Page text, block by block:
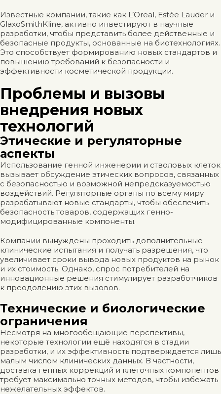
Известные компании, такие как L’Oreal, Estée Lauder и
GlaxoSmithKline, активно инвестируют в научные
разработки, чтобы представить более действенные и
безопасные продукты, основанные на биотехнологиях.
Это способствует формированию новых стандартов и
повышению требований к безопасности и
эффективности косметической продукции.
Проблемы и вызовы
внедрения новых
технологий
Этические и регуляторные
аспекты
Использование генной инженерии и стволовых клеток
вызывает обсуждение этических вопросов, связанных
с безопасностью и возможной непредсказуемостью
воздействий. Регуляторные органы по всему миру
разрабатывают новые стандарты, чтобы обеспечить
безопасность товаров, содержащих генно-
модифицированные компоненты.
Компании вынуждены проходить дополнительные
клинические испытания и получать разрешения, что
увеличивает сроки вывода новых продуктов на рынок
и их стоимость. Однако, спрос потребителей на
инновационные решения стимулирует разработчиков
к преодолению этих вызовов.
Технические и биологические
ограничения
Несмотря на многообещающие перспективы,
некоторые технологии ещё находятся в стадии
разработки, и их эффективность подтверждается лишь
малым числом клинических данных. В частности,
доставка генных коррекций и клеточных компонентов
требует максимально точных методов, чтобы избежать
нежелательных эффектов.